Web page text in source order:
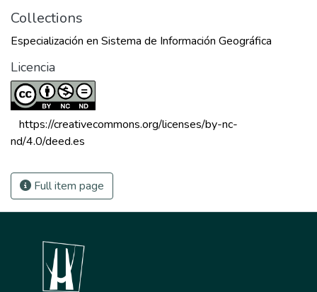
Collections
Especialización en Sistema de Información Geográfica
Licencia
https://creativecommons.org/licenses/by-nc-
nd/4.0/deed.es
Full item page